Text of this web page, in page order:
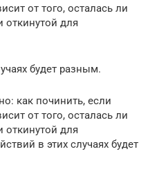
от того, осталась ли
откинутой для
будет разным.
как починить, если
от того, осталась ли
откинутой для
в этих случаях будет